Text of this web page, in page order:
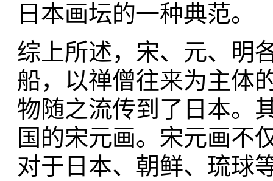
日本画坛的一种典范。
综上所述，宋、元、明
船，以禅僧往来为主体
物随之流传到了日本。
国的宋元画。宋元画不
对于日本、朝鲜、琉球